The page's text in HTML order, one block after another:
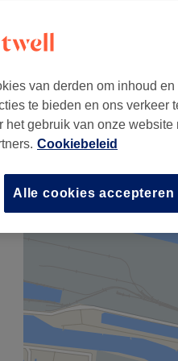
van derden om inhoud en
te bieden en ons verkeer
gebruik van onze website
Cookiebeleid
Alle cookies accepteren